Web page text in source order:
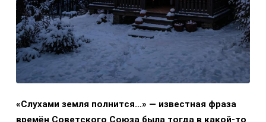
«Слухами земля полнится…» — известная фраза
времён Советского Союза была тогда в какой-то